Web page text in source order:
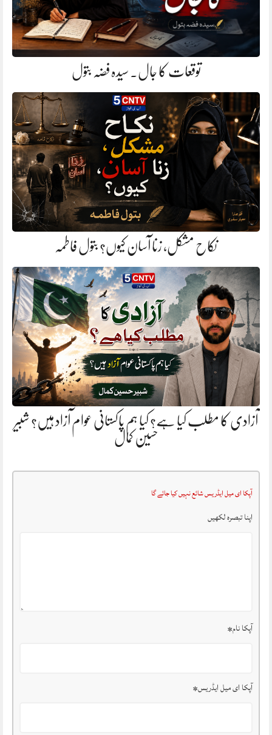
توقعات کا جال. سیدہ فضہ بتول
نکاح مشکل، زنا آسان کیوں؟ بتول فاطمہ
آزادی کا مطلب کیا ہے؟ کیا ہم پاکستانی عوام آزاد ہیں؟ شبیر
حسین کمال
آپکا ای میل ایڈریس شائع نہیں کیا جائے گا
اپنا تبصرہ لکھیں
آپکا نام*
آپکا ای میل ایڈریس*